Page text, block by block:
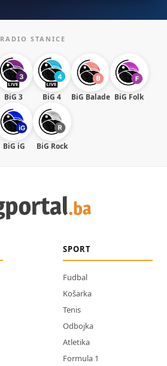
RADIO STANICE
BiG 3 BiG 4 BiG Balade BiG Folk
BiG iG BiG Rock
SPORT
Fudbal
Košarka
Tenis
Odbojka
Atletika
Formula 1